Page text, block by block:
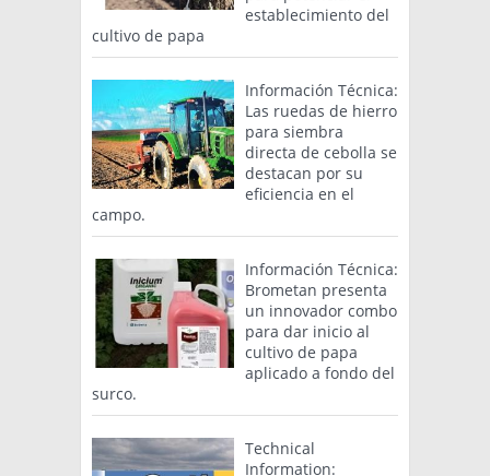
establecimiento del
cultivo de papa
Información Técnica:
Las ruedas de hierro
para siembra
directa de cebolla se
destacan por su
eficiencia en el
campo.
Información Técnica:
Brometan presenta
un innovador combo
para dar inicio al
cultivo de papa
aplicado a fondo del
surco.
Technical
Information: